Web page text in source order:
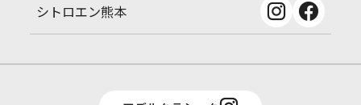
シトロエン熊本